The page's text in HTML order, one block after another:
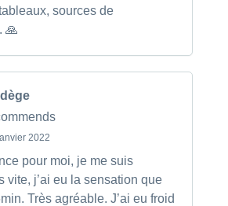
sources de
🙏
2022
pour moi, je me suis
vite, j’ai eu la sensation que
Très agréable. J’ai eu froid